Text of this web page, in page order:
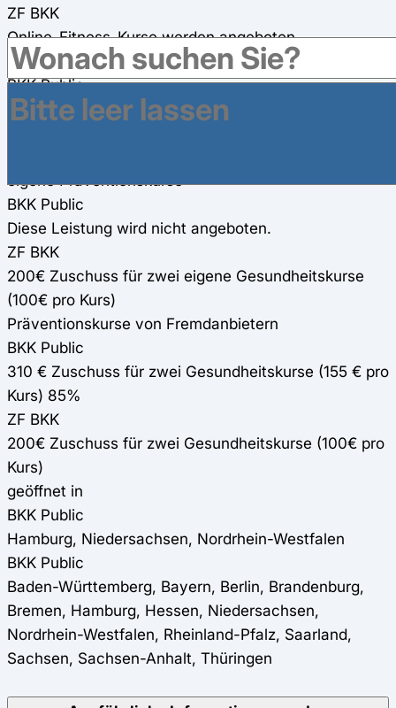
ZF BKK
Online-Fitness-Kurse werden angeboten
Gesundheitsreisen
BKK Public
155 € Zuschuss pro Jahr
eigene Präventionskurse
BKK Public
Diese Leistung wird nicht angeboten.
ZF BKK
200€ Zuschuss für zwei eigene Gesundheitskurse
(100€ pro Kurs)
Präventionskurse von Fremdanbietern
BKK Public
310 € Zuschuss für zwei Gesundheitskurse (155 € pro
Kurs) 85%
ZF BKK
200€ Zuschuss für zwei Gesundheitskurse (100€ pro
Kurs)
geöffnet in
BKK Public
Hamburg, Niedersachsen, Nordrhein-Westfalen
BKK Public
Baden-Württemberg, Bayern, Berlin, Brandenburg,
Bremen, Hamburg, Hessen, Niedersachsen,
Nordrhein-Westfalen, Rheinland-Pfalz, Saarland,
Sachsen, Sachsen-Anhalt, Thüringen